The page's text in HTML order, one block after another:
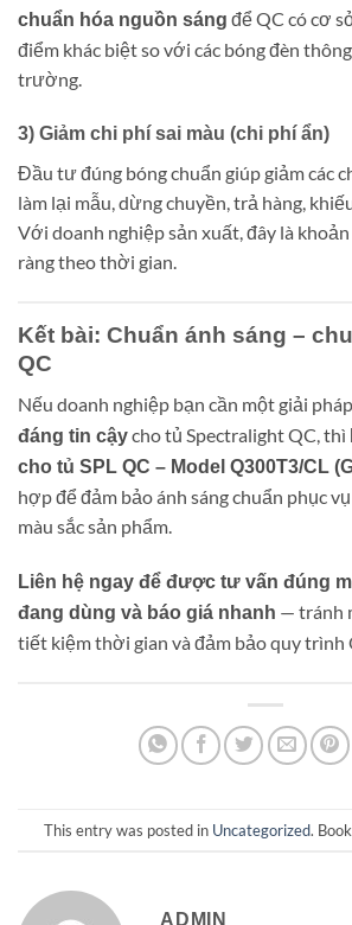
chuẩn hóa nguồn sáng để QC có cơ
điểm khác biệt so với các bóng đèn
trường.
3) Giảm chi phí sai màu (chi phí ẩn)
Đầu tư đúng bóng chuẩn giúp giảm các
làm lại mẫu, dừng chuyền, trả hàng,
Với doanh nghiệp sản xuất, đây là
ràng theo thời gian.
Kết bài: Chuẩn ánh sáng –
QC
Nếu doanh nghiệp bạn cần một giải pháp
đáng tin cậycho tủ Spectralight QC, thì
cho tủ SPL QC – Model Q300T3/CL
hợp để đảm bảo ánh sáng chuẩn phục
màu sắc sản phẩm.
Liên hệ ngay để được tư vấn đúng
đang dùng và báo giá nhanh — tránh
tiết kiệm thời gian và đảm bảo quy trình
This entry was posted in Uncategorized.
ADMIN